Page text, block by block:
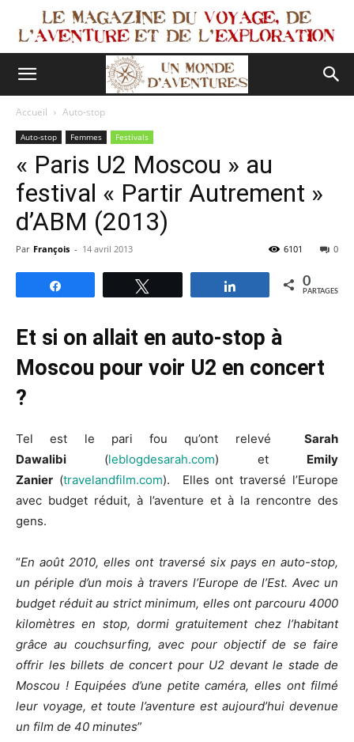
Accueil Auto-stop
Auto-stop Femmes Festivals
« Paris U2 Moscou » au
festival « Partir Autrement »
d’ABM (2013)
Par François - 14 avril 2013 0
6101
Partagez 0
PARTAGES
Et si on allait en auto-stop à
Moscou pour voir U2 en concert
?
Tel est le pari fou qu’ont relevé Sarah
Dawalibi (leblogdesarah.com) et Emily
Zanier (travelandfilm.com). Elles ont traversé l’Europe
avec budget réduit, à l’aventure et à la rencontre des
gens.
“En août 2010, elles ont traversé six pays en auto-stop,
un périple d’un mois à travers l’Europe de l’Est. Avec un
budget réduit au strict minimum, elles ont parcouru 4000
kilomètres en stop, dormi gratuitement chez l’habitant
grâce au couchsurfing, avec pour objectif de se faire
offrir les billets de concert pour U2 devant le stade de
Moscou ! Equipées d’une petite caméra, elles ont filmé
leur voyage, et toute l’aventure est aujourd’hui devenue
un film de 40 minutes”